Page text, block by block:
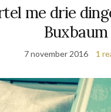
me drie
Buxbaum
7 november 2016 1